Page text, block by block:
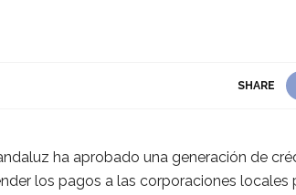
SHARE
ha aprobado una generación de
los pagos a las corporaciones locales